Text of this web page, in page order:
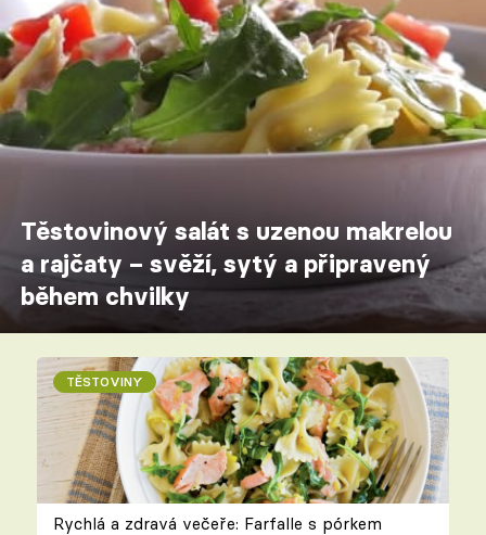
Těstovinový salát s uzenou makrelou
a rajčaty – svěží, sytý a připravený
během chvilky
TĚSTOVINY
Rychlá a zdravá večeře: Farfalle s pórkem